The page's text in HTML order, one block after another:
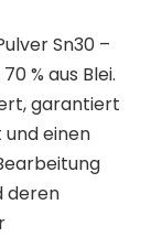
Sn30 –
% aus Blei.
garantiert
einen
deren